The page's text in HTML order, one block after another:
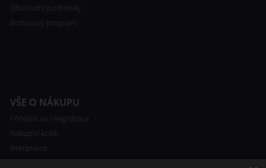
Obchodní podmínky
Bonusový program
VŠE O NÁKUPU
Přihlásit se / Registrace
Nákupní košík
Reklamace